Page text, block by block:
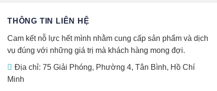
THÔNG TIN LIÊN HỆ
Cam kết nỗ lực hết mình nhằm cung cấp sản phẩm và dịch
vụ đúng với những giá trị mà khách hàng mong đợi.
Địa chỉ: 75 Giải Phóng, Phường 4, Tân Bình, Hồ Chí
Minh